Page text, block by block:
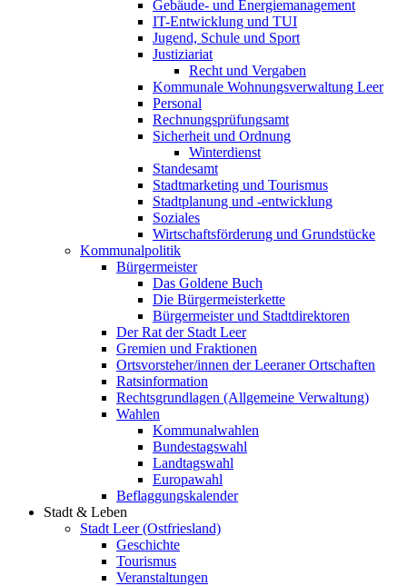
Gebäude- und Energiemanagement
IT-Entwicklung und TUI
Jugend, Schule und Sport
Justiziariat
Recht und Vergaben
Kommunale Wohnungsverwaltung Leer
Personal
Rechnungsprüfungsamt
Sicherheit und Ordnung
Winterdienst
Standesamt
Stadtmarketing und Tourismus
Stadtplanung und -entwicklung
Soziales
Wirtschaftsförderung und Grundstücke
Kommunalpolitik
Bürgermeister
Das Goldene Buch
Die Bürgermeisterkette
Bürgermeister und Stadtdirektoren
Der Rat der Stadt Leer
Gremien und Fraktionen
Ortsvorsteher/innen der Leeraner Ortschaften
Ratsinformation
Rechtsgrundlagen (Allgemeine Verwaltung)
Wahlen
Kommunalwahlen
Bundestagswahl
Landtagswahl
Europawahl
Beflaggungskalender
Stadt & Leben
Stadt Leer (Ostfriesland)
Geschichte
Tourismus
Veranstaltungen